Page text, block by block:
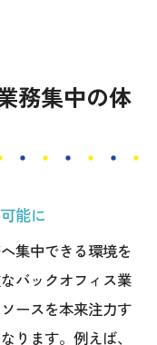
務集中の体
能に
集中できる環境を
バックオフィス業
ースを本来注力す
ります。例えば、